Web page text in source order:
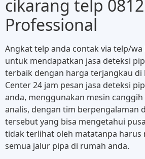
cikarang telp
Professional
Angkat telp anda contak via telp/wa
untuk mendapatkan jasa deteksi
terbaik dengan harga terjangkau di
Center 24 jam pesan jasa deteksi
anda, menggunakan mesin
analis, dengan tim berpengalaman
tersebut yang bisa mengetahui
tidak terlihat oleh matatanpa harus
semua jalur pipa di rumah anda.